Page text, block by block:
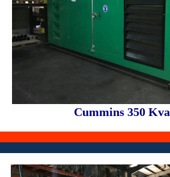
Cummins 350 Kva